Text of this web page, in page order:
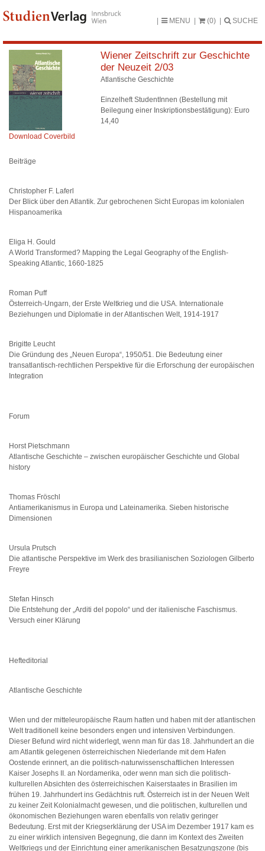
MENU (0) SUCHE
Download Coverbild
Wiener Zeitschrift zur Geschichte
der Neuzeit 2/03
Atlantische Geschichte
Einzelheft StudentInnen (Bestellung mit
Beilegung einer Inskriptionsbestätigung): Euro
14,40
Beiträge
Christopher F. Laferl
Der Blick über den Atlantik. Zur gebrochenen Sicht Europas im kolonialen
Hispanoamerika
Eliga H. Gould
A World Transformed? Mapping the Legal Geography of the English-
Speaking Atlantic, 1660-1825
Roman Puff
Österreich-Ungarn, der Erste Weltkrieg und die USA. Internationale
Beziehungen und Diplomatie in der Atlantischen Welt, 1914-1917
Brigitte Leucht
Die Gründung des „Neuen Europa“, 1950/51. Die Bedeutung einer
transatlantisch-rechtlichen Perspektive für die Erforschung der europäischen
Integration
Forum
Horst Pietschmann
Atlantische Geschichte – zwischen europäischer Geschichte und Global
history
Thomas Fröschl
Antiamerikanismus in Europa und Lateinamerika. Sieben historische
Dimensionen
Ursula Prutsch
Die atlantische Perspektive im Werk des brasilianischen Soziologen Gilberto
Freyre
Stefan Hinsch
Die Entstehung der „Arditi del popolo“ und der italienische Faschismus.
Versuch einer Klärung
Hefteditorial
Atlantische Geschichte
Wien und der mitteleuropäische Raum hatten und haben mit der atlantischen
Welt traditionell keine besonders engen und intensiven Verbindungen.
Dieser Befund wird nicht widerlegt, wenn man für das 18. Jahrhundert an die
am Atlantik gelegenen österreichischen Niederlande mit dem Hafen
Oostende erinnert, an die politisch-naturwissenschaftlichen Interessen
Kaiser Josephs II. an Nordamerika, oder wenn man sich die politisch-
kulturellen Absichten des österreichischen Kaiserstaates in Brasilien im
frühen 19. Jahrhundert ins Gedächtnis ruft. Österreich ist in der Neuen Welt
zu keiner Zeit Kolonialmacht gewesen, und die politischen, kulturellen und
ökonomischen Beziehungen waren ebenfalls von relativ geringer
Bedeutung. Erst mit der Kriegserklärung der USA im Dezember 1917 kam es
zu einer wirklich intensiven Begegnung, die dann im Kontext des Zweiten
Weltkriegs und der Einrichtung einer amerikanischen Besatzungszone (bis